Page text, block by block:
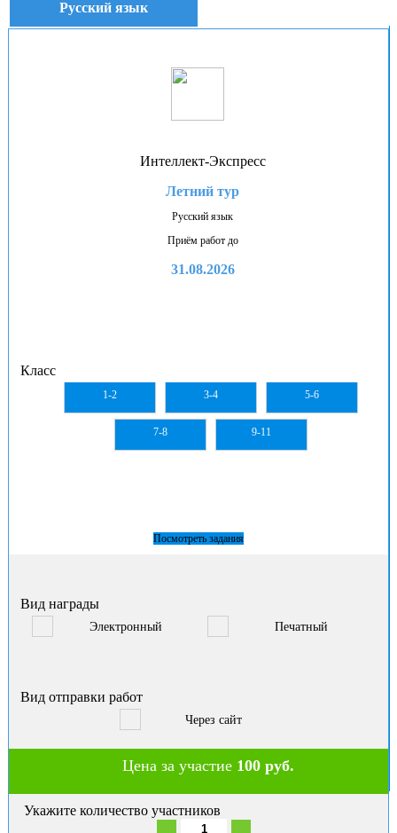
Русский язык
Интеллект-Экспресс
Летний тур
Русский язык
Приём работ до
31.08.2026
Класс
1-2 3-4 5-6
7-8 9-11
Посмотреть задания
Вид награды
Электронный Печатный
Вид отправки работ
Через сайт
Цена за участие 100 руб.
Укажите количество участников